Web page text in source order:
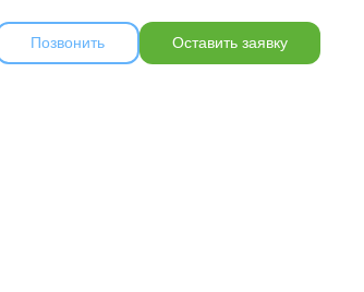
Позвонить Оставить заявку